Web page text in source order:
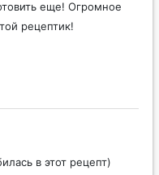
еще! Огромное
рецептик!
в этот рецепт)